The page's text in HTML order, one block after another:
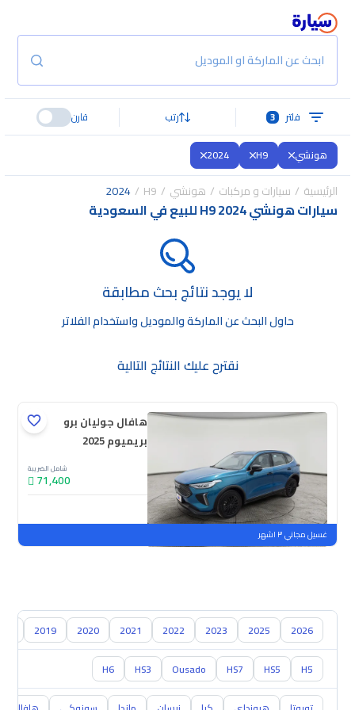
ابحث عن الماركة او الموديل
فلتر 3 رتب قارن
هونشي H9
2024
الرئيسية سيارات و مركبات هونشي H9
2024
سيارات هونشي H9 2024 للبيع في السعودية
لا يوجد نتائج بحث مطابقة
حاول البحث عن الماركة والموديل واستخدام الفلاتر
نقترح عليك النتائج التالية
هافال جوليان برو
بريميوم 2025
شامل الضريبة
71,400
جديدة
ملوحة
غسيل مجاني ٣ اشهر
2026
2025
2023
2022
2021
2020
2019
H5
HS5
HS7
Ousado
HS3
H6